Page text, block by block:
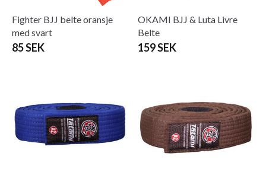
Fighter BJJ belte oransje
med svart
85 SEK
OKAMI BJJ & Luta Livre
Belte
159 SEK